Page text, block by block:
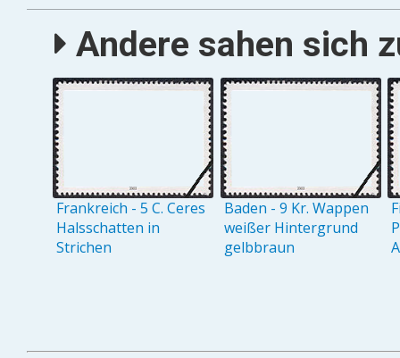
Andere sahen sich
Frankreich - 5 C. Ceres
Halsschatten in
Strichen
Baden - 9 Kr. Wappen
weißer Hintergrund
gelbbraun